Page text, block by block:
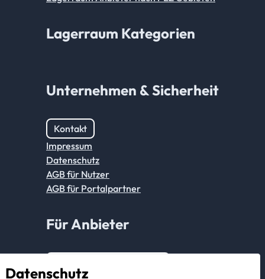
Datenschutz
Lagerraum Kategorien
Unternehmen & Sicherheit
Kontakt
Impressum
Datenschutz
AGB für Nutzer
AGB für Portalpartner
Für Anbieter